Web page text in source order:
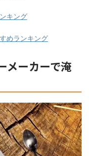
キング
めランキング
メーカーで淹